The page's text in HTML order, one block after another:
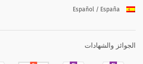
Español / España
الجوائز والشهادات